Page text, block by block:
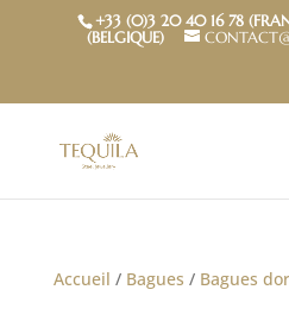
+33 (0)3 20 40 16 78
(BELGIQUE)
Accueil / Bagues / Bagues